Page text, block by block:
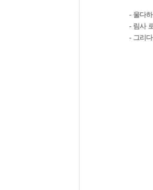
- 울다
- 림사
- 그리